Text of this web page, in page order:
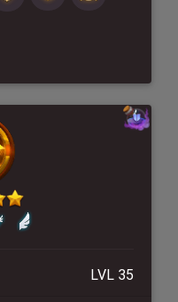
LVL 35